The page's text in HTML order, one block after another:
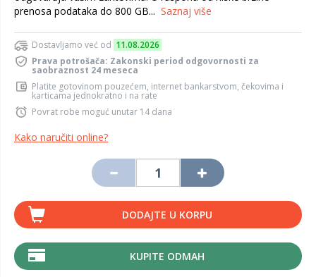
prenosa podataka do 800 GB... Saznaj više
Dostavljamo već od 11.08.2026
Prava potrošača: Zakonski period odgovornosti za
saobraznost 24 meseca
Platite gotovinom pouzećem, internet bankarstvom, čekovima i
karticama jednokratno i na rate
Povrat robe moguć unutar 14 dana
Kako naručiti online?
DODAJTE U KORPU
KUPITE ODMAH